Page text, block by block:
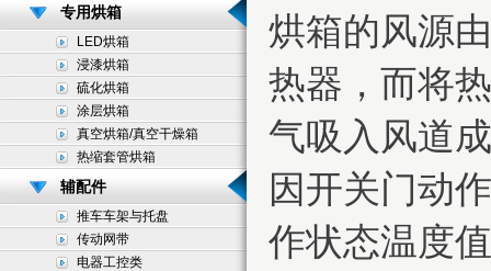
专用烘箱
LED烘箱
浸漆烘箱
硫化烘箱
涂层烘箱
真空烘箱/真空干燥箱
热缩套管烘箱
辅配件
推车车架与托盘
传动网带
电器工控类
烘箱的风源
热器，而将
气吸入风道
因开关门动
作状态温度